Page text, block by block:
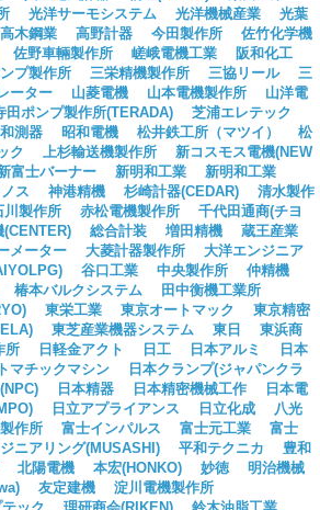
光洋サーモシステム 光洋機械産業
光葉
高木鋼業 高野計器 今田製作所
佐竹化学機
佐野車輛製作所 嵯峨電機工業
阪和化工
プ製作所 三栄精機製作所 三協リール
三
ーター 山菱電機 山本電機製作所
山洋電
田ポンプ製作所(TERADA)
芝浦エレテック
測器 昭和電機 松井鉄工所（マツイ）
松
ク 上杉輸送機製作所
新コスモス電機(NEW
富士バーナー 新明和工業
新明和工業
ス 神港精機 杉崎計器(CEDAR)
清水製作
川製作所 赤松電機製作所
千代田通商(チヨ
(CENTER) 総合計装 増田精機
蔵王産業
メーター 大菱計器製作所
大洋エンジニア
谷口工業 中央製作所
仲精機
椿本バルクシステム
田中衡機工業所
東栄工業 東京オートマック
東京精密
東芝産業機器システム 東日
東浜商
所 日軽金アクト 日工 日本アルミ
日本
マチックマシン
日本クランプ(ジャパンクラ
日本精器 日本精密機械工作
日本電
日立アプライアンス 日立化成
八光
作所 富士インパルス 富士元工業
富士
ニアリング(MUSASHI) 平和テクニカ
豊和
北陽電機 本宏(HONKO) 妙徳
明治機械
友定建機
淀川電機製作所